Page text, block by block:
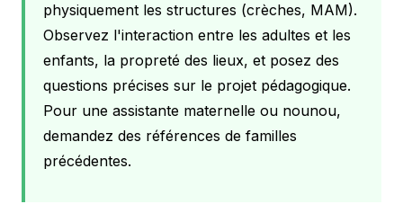
physiquement les structures (crèches, MAM).
Observez l'interaction entre les adultes et les
enfants, la propreté des lieux, et posez des
questions précises sur le projet pédagogique.
Pour une assistante maternelle ou nounou,
demandez des références de familles
précédentes.